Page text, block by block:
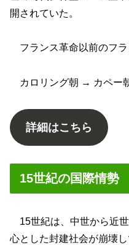
開されていた。
フランス革命以前のフラ
カロリング朝 → カペー
詳細はこちら
15世紀の国際情勢
15世紀は、中世から近
心とした封建社会が崩壊し